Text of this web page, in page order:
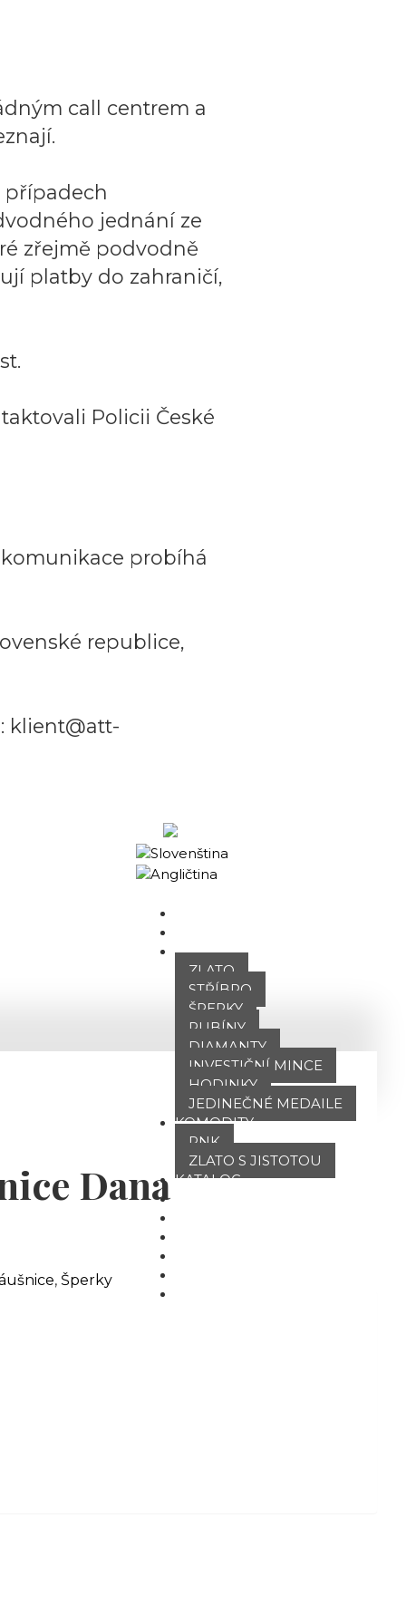
call centrem a
případech
jednání ze
zřejmě podvodně
platby do zahraničí,
Policii České
probíhá
republice,
klient@att-
NABÍDKA
ZLATO
STŘÍBRO
ŠPERKY
RUBÍNY
DIAMANTY
INVESTIČNÍ MINCE
HODINKY
JEDINEČNÉ MEDAILE
KOMODITY
PNK
ZLATO S JISTOTOU
KATALOG
Dana
, Šperky